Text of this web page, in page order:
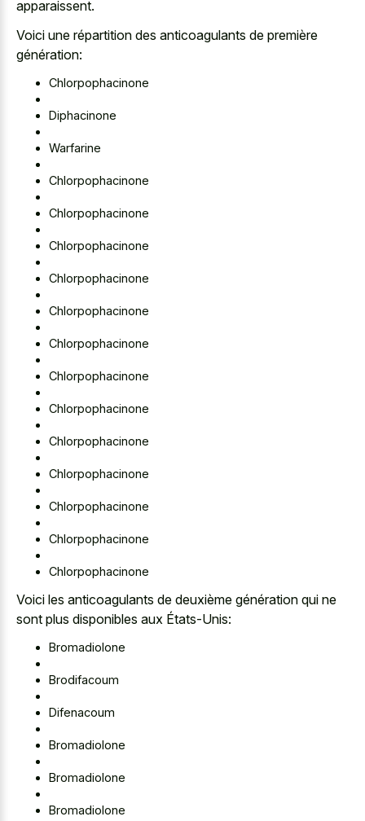
apparaissent.
Voici une répartition des anticoagulants de première
génération:
Chlorpophacinone
Diphacinone
Warfarine
Chlorpophacinone
Chlorpophacinone
Chlorpophacinone
Chlorpophacinone
Chlorpophacinone
Chlorpophacinone
Chlorpophacinone
Chlorpophacinone
Chlorpophacinone
Chlorpophacinone
Chlorpophacinone
Chlorpophacinone
Chlorpophacinone
Voici les anticoagulants de deuxième génération qui ne
sont plus disponibles aux États-Unis:
Bromadiolone
Brodifacoum
Difenacoum
Bromadiolone
Bromadiolone
Bromadiolone